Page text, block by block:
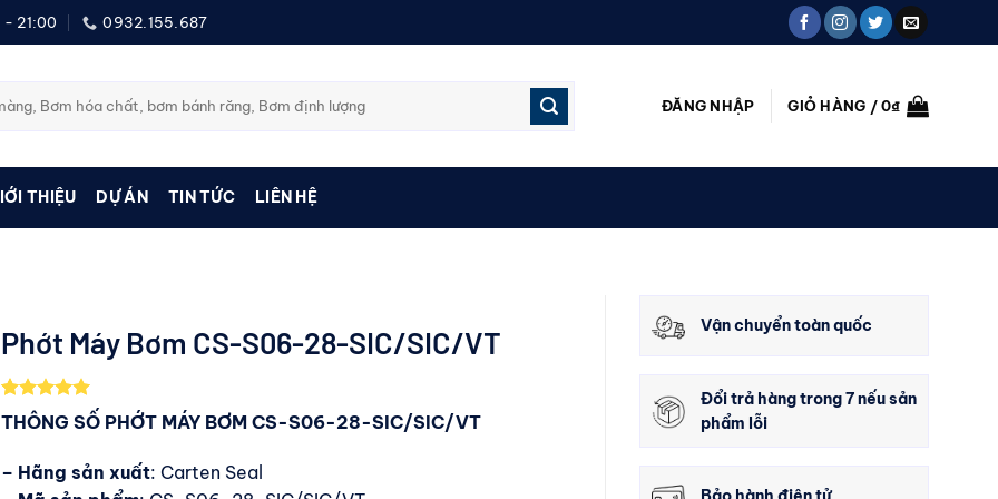
21:00 0932.155.687
ĐĂNG NHẬP GIỎ HÀNG /0₫
THIỆU DỰ ÁN TIN TỨC LIÊN HỆ
Vận chuyển toàn quốc
Đổi trả hàng trong 7 nếu sản
phẩm lỗi
Phớt Máy Bơm CS-S06-28-SIC/SIC/VT
5.00trên 5
dựa trên
2
THÔNG SỐ PHỚT MÁY BƠM CS-S06-28-SIC/SIC/VT
– Hãng sản xuất: Carten Seal